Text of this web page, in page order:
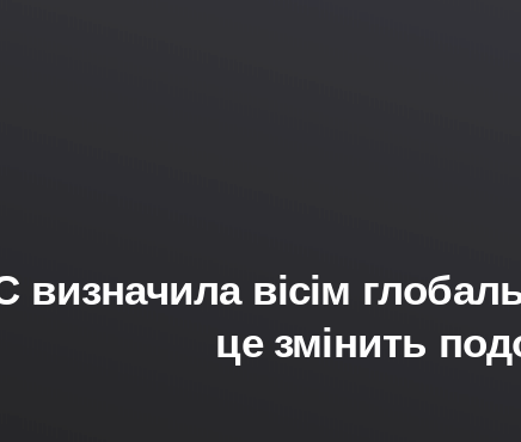
визначила вісім
це змінить